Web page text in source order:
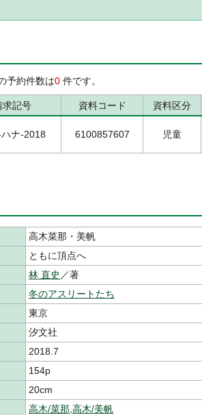
予約件数は0 件です。
求記号 資料コード 資料区分
ナ-2018 6100857607 児童
高木菜那・美帆
ともに頂点へ
林 直史 ／著
冬のアスリートたち
東京
汐文社
2018.7
154p
20cm
高木/菜那 高木/美帆